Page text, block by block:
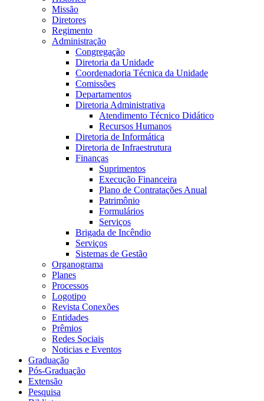
Missão
Diretores
Regimento
Administração
Congregação
Diretoria da Unidade
Coordenadoria Técnica da Unidade
Comissões
Departamentos
Diretoria Administrativa
Atendimento Técnico Didático
Recursos Humanos
Diretoria de Informática
Diretoria de Infraestrutura
Finanças
Suprimentos
Execução Financeira
Plano de Contratações Anual
Patrimônio
Formulários
Serviços
Brigada de Incêndio
Serviços
Sistemas de Gestão
Organograma
Planes
Processos
Logotipo
Revista Conexões
Entidades
Prêmios
Redes Sociais
Noticias e Eventos
Graduação
Pós-Graduação
Extensão
Pesquisa